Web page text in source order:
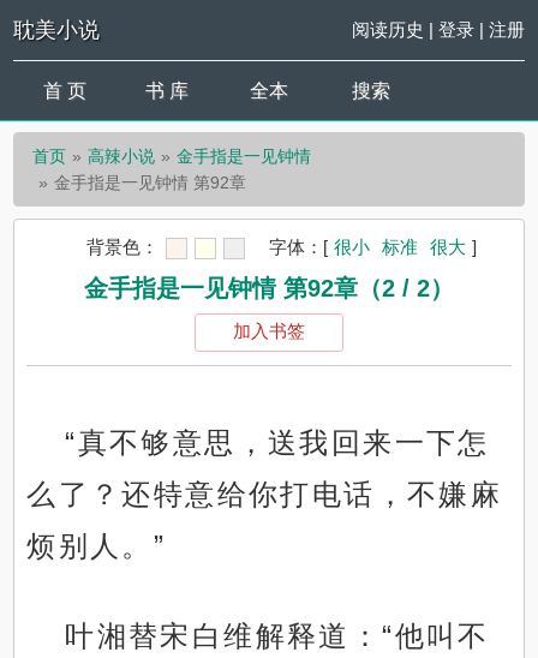
耽美小说 阅读历史 | 登录| 注册
首 页 书 库 全本 搜索
首页 高辣小说
金手指是一见钟情
金手指是一见钟情 第92章
背景色： 字体： [ 很小 标准 很大 ]
金手指是一见钟情 第92章（2 / 2）
加入书签
“真不够意思，送我回来一下怎
么了？还特意给你打电话，不嫌麻
烦别人。”
叶湘替宋白维解释道：“他叫不